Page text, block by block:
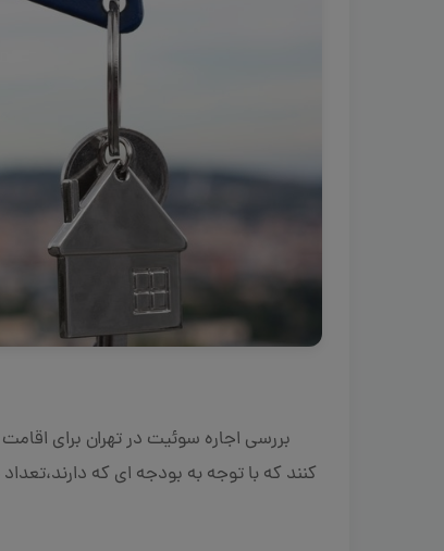
بررسی اجاره سوئیت در تهران برای
کنند که با توجه به بودجه ای که